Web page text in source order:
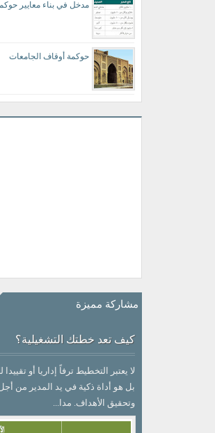
مدخل في بناء معايير
حوكمة أوقاف الجامعات
مشاركة مميزة
كيف تعد خطتك التشغيلية؟
لا يعتبر التخطيط ترفاً إداريا أو
بل هو أداة ذكية في يد المدير من أجل
وتحقيق الأهداف. مدا...